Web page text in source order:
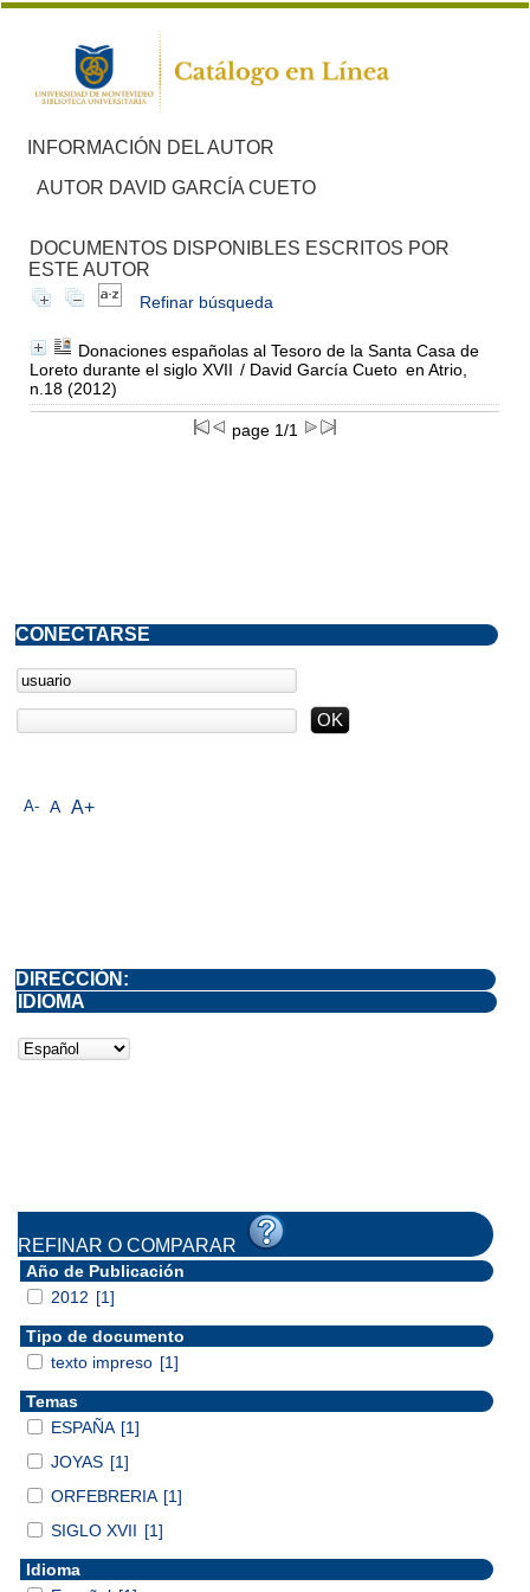
INFORMACIÓN DEL AUTOR
AUTOR DAVID GARCÍA CUETO
DOCUMENTOS DISPONIBLES ESCRITOS POR
ESTE AUTOR
Refinar búsqueda
Donaciones españolas al Tesoro de la Santa Casa de
Loreto durante el siglo XVII / David García Cueto en Atrio,
n.18 (2012)
page 1/1
A- A A+
CONECTARSE
DIRECCIÓN:
IDIOMA
REFINAR O COMPARAR
Año de Publicación
2012 [1]
Tipo de documento
texto impreso [1]
Temas
ESPAÑA [1]
JOYAS [1]
ORFEBRERIA [1]
SIGLO XVII [1]
Idioma